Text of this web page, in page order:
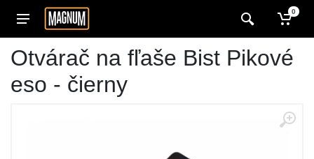
0
Otvárač na fľaše Bist Pikové
eso - čierny